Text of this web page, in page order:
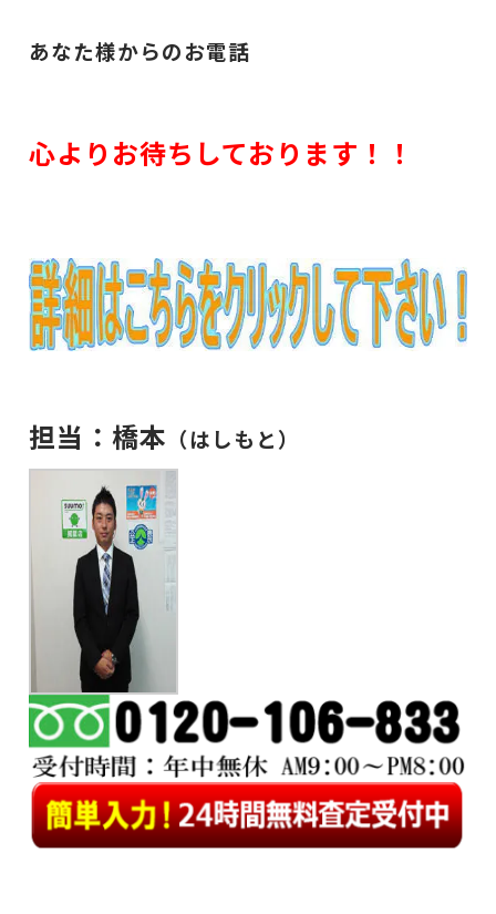
あなた様からのお電話
心よりお待ちしております！！
担当：橋本 （はしもと）